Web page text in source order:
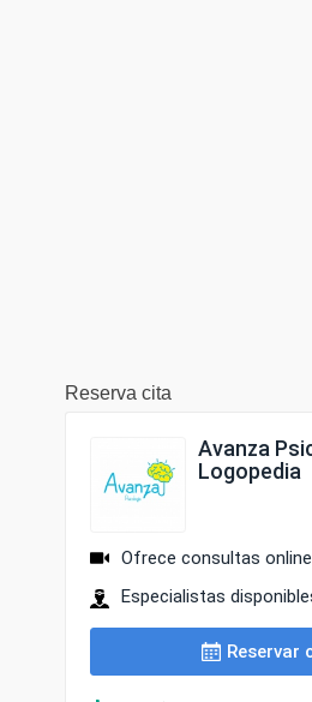
Reserva cita